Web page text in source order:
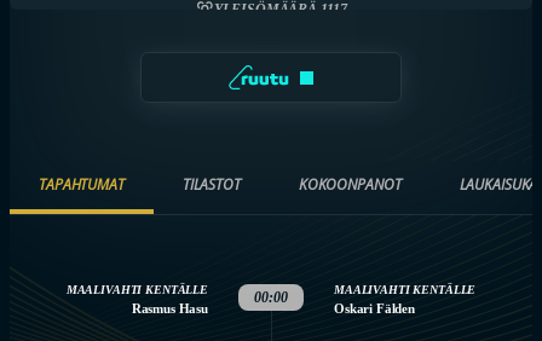
YLEISÖMÄÄRÄ 1117
TAPAHTUMAT TILASTOT KOKOONPANOT
MAALIVAHTI KENTÄLLE
Rasmus Hasu
00:00 MAALIVAHTI KENTÄLLE
Oskari Fälden